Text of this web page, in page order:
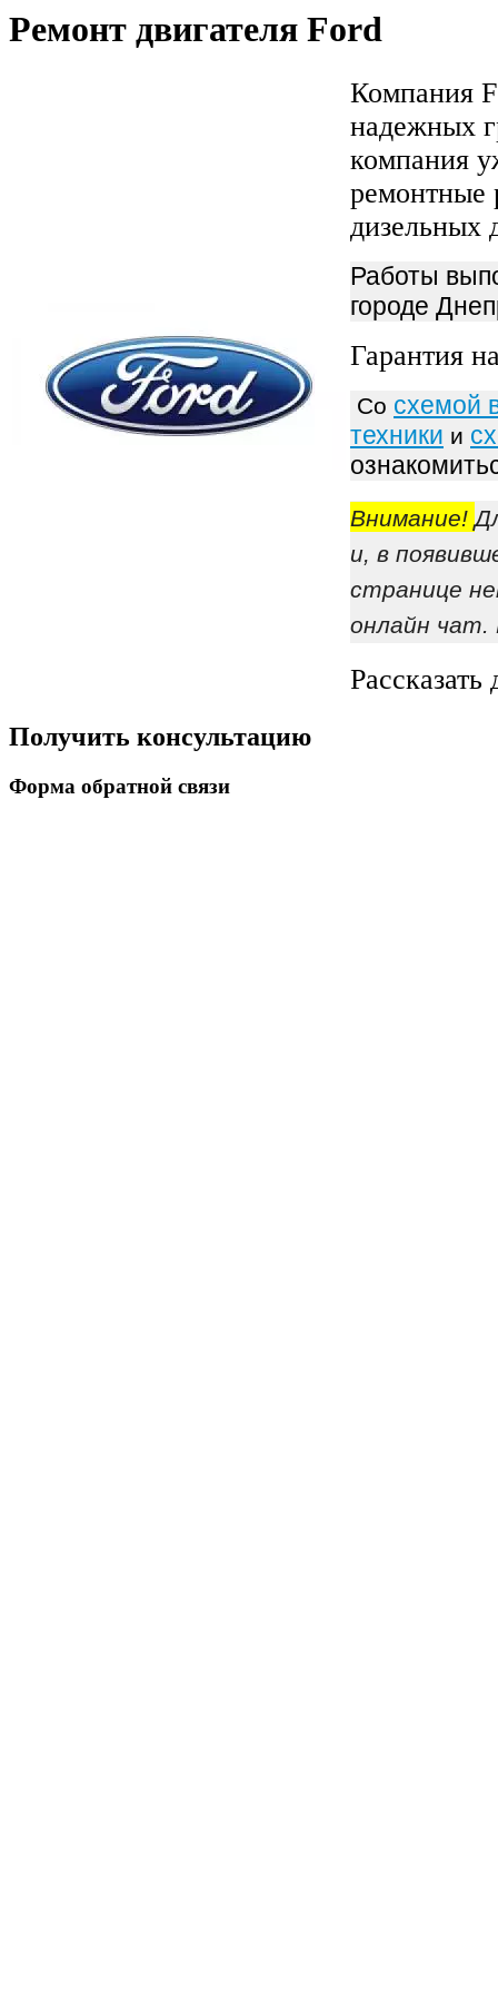
Ремонт двигателя Ford
Компания
надежных
компания
ремонтные
дизельных
Работы
городе
Гарантия
Со схемой
техники и
Внимание!
и, в
странице
онлайн чат.
Рассказать
Получить консультацию
Форма обратной связи